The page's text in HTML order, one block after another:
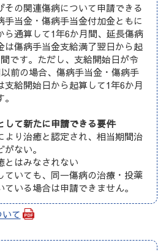
その関連傷病について申請できる
手当金・傷病手当金付加金ともに
ら通算して1年6か月間、延長傷病
は傷病手当金支給満了翌日から起
です。ただし、支給開始日が令
前の場合、傷病手当金・傷病手
支給開始日から起算して1年6か月
して新たに申請できる要件
より治癒と認定され、相当期間治
ない。
はみなされない
ていても、同一傷病の治療・投薬
ている場合は申請できません。
て